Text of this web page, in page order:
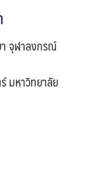
จุฬาลงกรณ์
มหาวิทยาลัย